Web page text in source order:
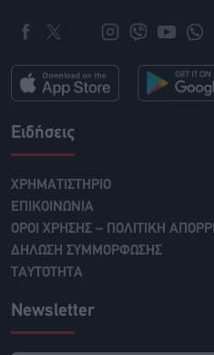
Ειδήσεις
ΧΡΗΜΑΤΙΣΤΗΡΙΟ
ΕΠΙΚΟΙΝΩΝΙΑ
ΟΡΟΙ ΧΡΗΣΗΣ – ΠΟΛΙΤΙΚΗ
ΔΗΛΩΣΗ ΣΥΜΜΟΡΦΩΣΗΣ
ΤΑΥΤΟΤΗΤΑ
Newsletter